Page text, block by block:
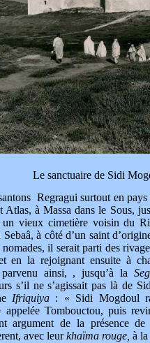
Le sanctuaire de Sidi
Regragui surtout en
Atlas, à Massa dans le Sous,
un vieux cimetière voisin du
à côté d’un saint
il serait parti des
en la rejoignant ensuite à
ainsi, , jusqu’à la
s’il ne s’agissait pas là de
Ifriquiya : « Sidi Mogdoul
appelée Tombouctou, puis
argument de la présence
avec leurkhaïma rouge, à